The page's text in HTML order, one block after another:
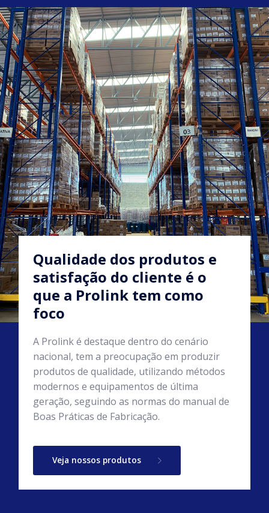
Qualidade dos produtos e
satisfação do cliente é o
que a Prolink tem como
foco
A Prolink é destaque dentro do cenário
nacional, tem a preocupação em produzir
produtos de qualidade, utilizando métodos
modernos e equipamentos de última
geração, seguindo as normas do manual de
Boas Práticas de Fabricação.
Veja nossos produtos